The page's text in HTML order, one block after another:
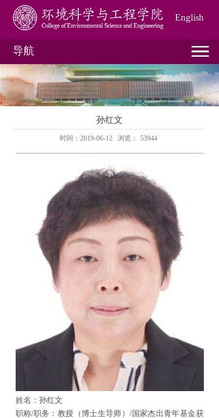
English
导航
孙红文
时间：2019-06-12 浏览： 53944
姓名：孙红文
职称/职务：教授（博士生导师）/国家杰出青年基金获